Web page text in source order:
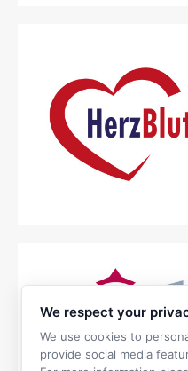
We respect your
We use cookies to
provide social media